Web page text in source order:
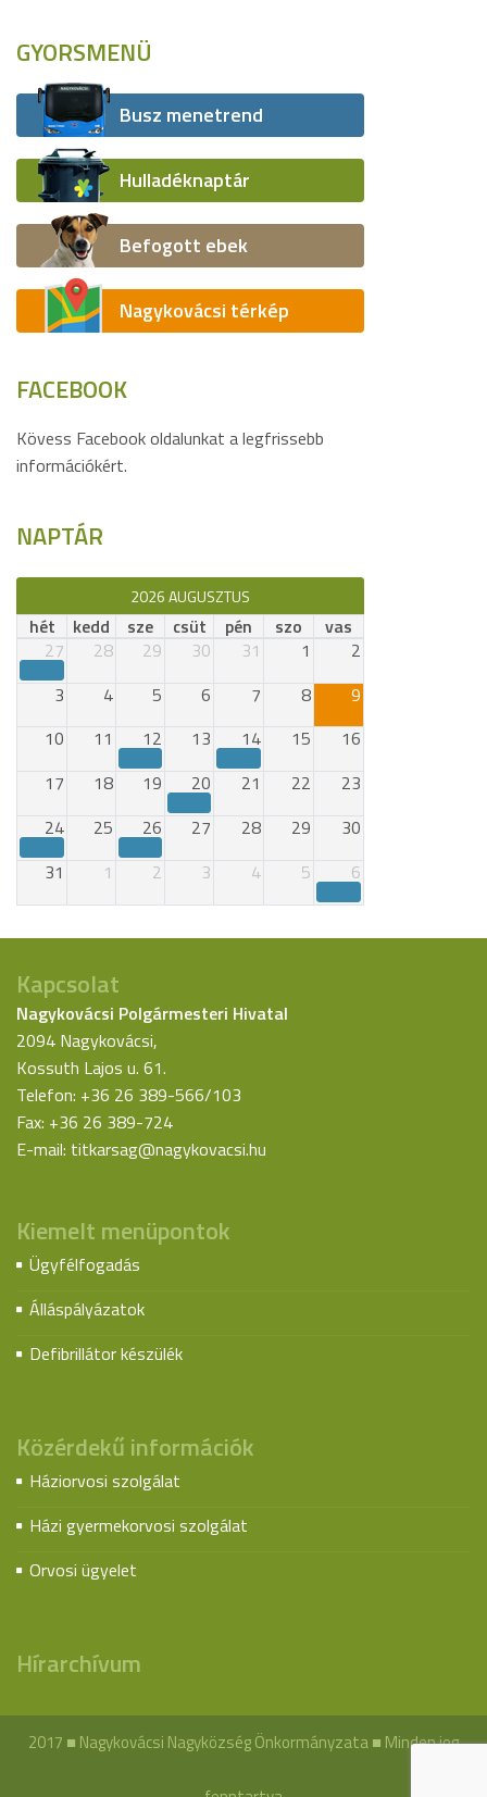
GYORSMENÜ
Busz menetrend
Hulladéknaptár
Befogott ebek
Nagykovácsi térkép
FACEBOOK
Kövess Facebook oldalunkat a legfrissebb
információkért.
NAPTÁR
2026 AUGUSZTUS
hét kedd sze csüt pén szo
vas
27
28 29 30 31 1
2
3
4 5 6 7 8
9
10
11 12 13 14 15
16
17
18 19 20 21 22
23
24
25 26 27 28 29
30
31
1 2 3 4 5 6
Kapcsolat
Nagykovácsi Polgármesteri Hivatal
2094 Nagykovácsi,
Kossuth Lajos u. 61.
Telefon: +36 26 389-566/103
Fax: +36 26 389-724
E-mail: titkarsag@nagykovacsi.hu
Kiemelt menüpontok
Ügyfélfogadás
Álláspályázatok
Defibrillátor készülék
Közérdekű információk
Háziorvosi szolgálat
Házi gyermekorvosi szolgálat
Orvosi ügyelet
Hírarchívum
2017 ■ Nagykovácsi Nagyközség Önkormányzata ■ Minden jog